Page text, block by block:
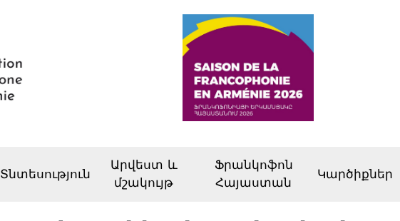
Տնտեսություն
Արվեստ և
մշակույթ
Ֆրանկոֆոն
Հայաստան
Կարծիքներ